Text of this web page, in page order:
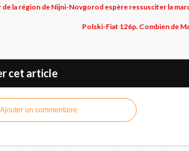
de la région de Nijni-Novgorod espère ressusciter la
Polski-Fiat 126p. Combien de
cet article
Ajouter un commentaire